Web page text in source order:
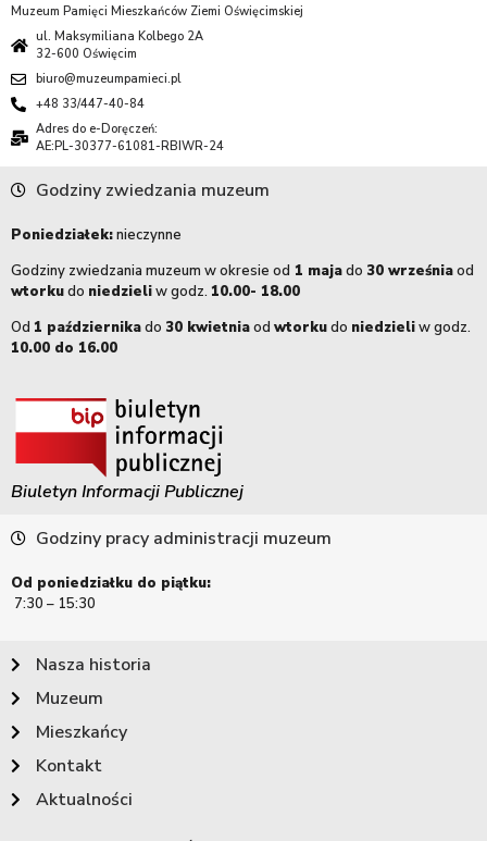
Muzeum Pamięci Mieszkańców Ziemi Oświęcimskiej
ul. Maksymiliana Kolbego 2A
32-600 Oświęcim
biuro@muzeumpamieci.pl
+48 33/447-40-84
Adres do e-Doręczeń:
AE:PL-30377-61081-RBIWR-24
Godziny zwiedzania muzeum
Poniedziałek:nieczynne
Godziny zwiedzania muzeum w okresie od 1 majado 30 wrześniaod
wtorkudo niedzieliw godz. 10.00- 18.00
Od 1 październikado 30 kwietniaod wtorkudo niedzieliw godz.
10.00 do 16.00
Biuletyn Informacji Publicznej
Godziny pracy administracji muzeum
Od poniedziałku do piątku:
7:30 – 15:30
Nasza historia
Muzeum
Mieszkańcy
Kontakt
Aktualności